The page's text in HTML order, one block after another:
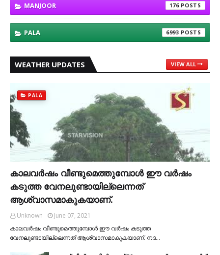
MANJOOR 176
PALA 6993
WEATHER UPDATES VIEW ALL
PALA
കാലവര്‍ഷം വീണ്ടുമെത്തുമ്പോള്‍ ഈ വര്‍ഷം
കടുത്ത വേനലുണ്ടായില്ലെന്നത്
ആശ്വാസമാകുകയാണ്.
Unknown
June 07, 2021
കാലവര്‍ഷം വീണ്ടുമെത്തുമ്പോള്‍ ഈ വര്‍ഷം കടുത്ത
വേനലുണ്ടായില്ലെന്നത് ആശ്വാസമാകുകയാണ്. നദ…